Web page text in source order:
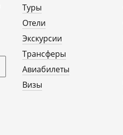
Туры
Отели
Экскурсии
Трансферы
Авиабилеты
Визы